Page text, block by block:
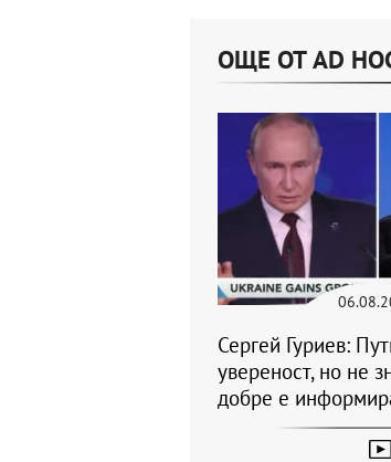
ОЩЕ ОТ AD
Сергей Гуриев:
увереност, но не
добре е